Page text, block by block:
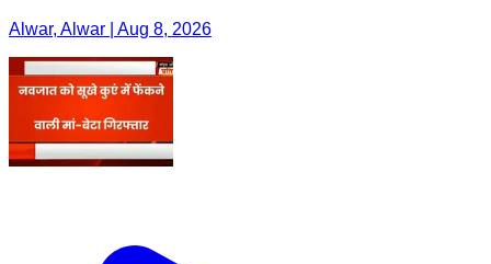
Alwar, Alwar | Aug 8, 2026